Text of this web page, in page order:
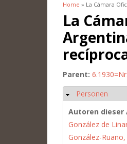
You are here
Home » La Cámara
La
Parent:
Hide
Personen
Autoren dieser
González de
González-